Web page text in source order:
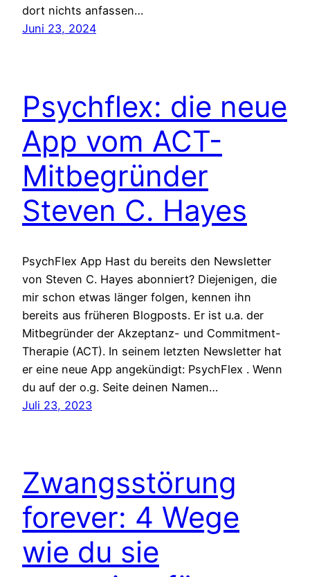
dort nichts anfassen…
Juni 23, 2024
Psychflex: die neue
App vom ACT-
Mitbegründer
Steven C. Hayes
PsychFlex App Hast du bereits den Newsletter
von Steven C. Hayes abonniert? Diejenigen, die
mir schon etwas länger folgen, kennen ihn
bereits aus früheren Blogposts. Er ist u.a. der
Mitbegründer der Akzeptanz- und Commitment-
Therapie (ACT). In seinem letzten Newsletter hat
er eine neue App angekündigt: PsychFlex . Wenn
du auf der o.g. Seite deinen Namen…
Juli 23, 2023
Zwangsstörung
forever: 4 Wege
wie du sie